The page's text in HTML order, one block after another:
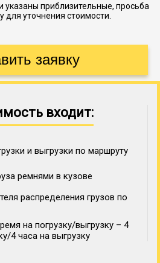
указаны приблизительные, просьба
для уточнения стоимости.
входит:
и выгрузки по маршруту
ремнями в кузове
распределения грузов по
на погрузку/выгрузку – 4
4 часа на выгрузку